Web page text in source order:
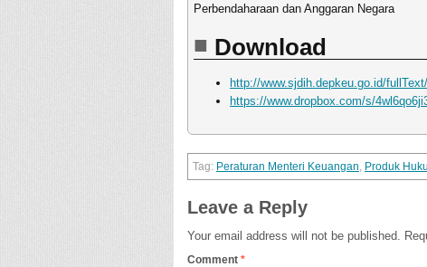
Perbendaharaan dan Anggaran Negara
Download
http://www.sjdih.depkeu.go.id/
https://www.dropbox.com/s/
Peraturan Menteri Keuangan, Produk
Leave a Reply
Your email address will not be published.
Comment *